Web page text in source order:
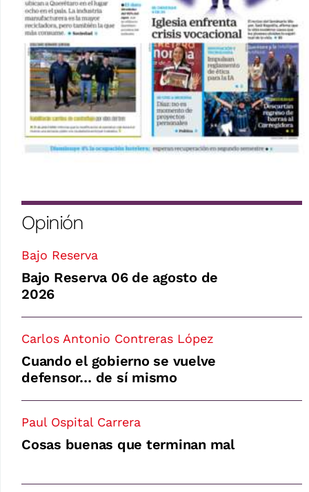
Opinión
Bajo Reserva
Bajo Reserva 06 de agosto de
2026
Carlos Antonio Contreras López
Cuando el gobierno se vuelve
defensor… de sí mismo
Paul Ospital Carrera
Cosas buenas que terminan mal